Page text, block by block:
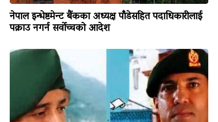
नेपाल इन्भेष्टमेन्ट बैंकका अध्यक्ष पाँडेसहित पदाधिकारीलाई
पक्राउ नगर्न सर्वोच्चको आदेश